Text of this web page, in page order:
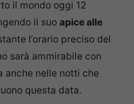
il mondo oggi 12
il suo apice alle
l’orario preciso del
sarà ammirabile con
anche nelle notti che
questa data.